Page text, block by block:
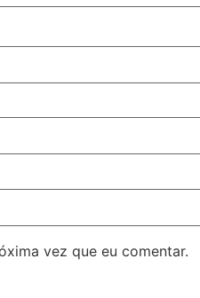
vez que eu comentar.